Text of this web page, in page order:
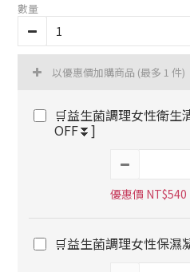
數量
以優惠價加購商品 (最多 1 件)
🛒益生菌調理女性衛生
OFF⏬]
優惠價 NT$540
🛒益生菌調理女性保濕